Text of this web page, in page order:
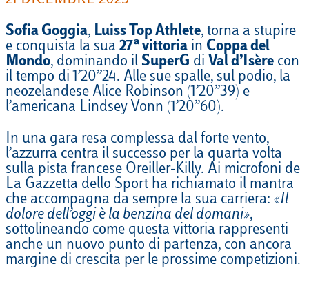
Sofia Goggia, Luiss Top Athlete, torna a stupire
e conquista la sua 27ª vittoria in Coppa del
Mondo, dominando il SuperG di Val d’Isère con
il tempo di 1’20”24. Alle sue spalle, sul podio, la
neozelandese Alice Robinson (1’20”39) e
l’americana Lindsey Vonn (1’20”60).
In una gara resa complessa dal forte vento,
l’azzurra centra il successo per la quarta volta
sulla pista francese Oreiller-Killy. Ai microfoni de
La Gazzetta dello Sport ha richiamato il mantra
che accompagna da sempre la sua carriera: «Il
dolore dell’oggi è la benzina del domani»,
sottolineando come questa vittoria rappresenti
anche un nuovo punto di partenza, con ancora
margine di crescita per le prossime competizioni.